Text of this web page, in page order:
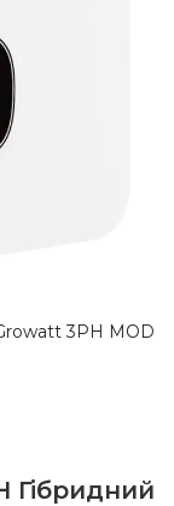
3PH MOD
Гібридний